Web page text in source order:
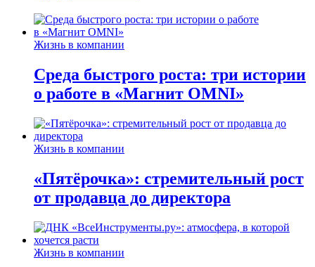
Жизнь в компании
Среда быстрого роста: три истории
о работе в «Магнит OMNI»
Жизнь в компании
«Пятёрочка»: стремительный рост
от продавца до директора
Жизнь в компании